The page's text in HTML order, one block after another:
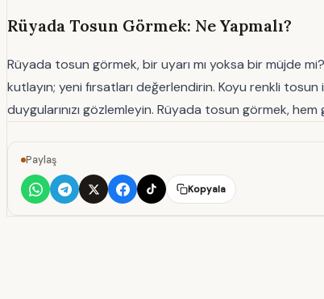
Rüyada Tosun Görmek: Ne Yapmalı?
Rüyada tosun görmek, bir uyarı mı yoksa bir müjde
kutlayın; yeni fırsatları değerlendirin. Koyu renkli
duygularınızı gözlemleyin. Rüyada tosun görmek,
Paylaş
Kopyala